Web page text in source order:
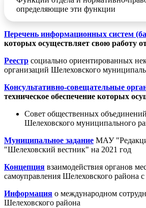
определяющие эти функции
Перечень информационных систем
которых осуществляет свою работу
Реестр социально ориентированных
организаций Шелеховского
Консультативно-совещательные
техническое обеспечение которых
Совет общественных
Шелеховского муниципального
Муниципальное задание МАУ
"Шелеховский вестник" на 2021 год
Концепция взаимодействия органов
самоуправления Шелеховского района
Информация о международном
Шелеховского района